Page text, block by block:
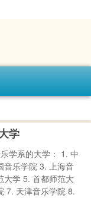
学
学系的大学： 1. 中
音乐学院 3. 上海音
大学 5. 首都师范大
7. 天津音乐学院 8.